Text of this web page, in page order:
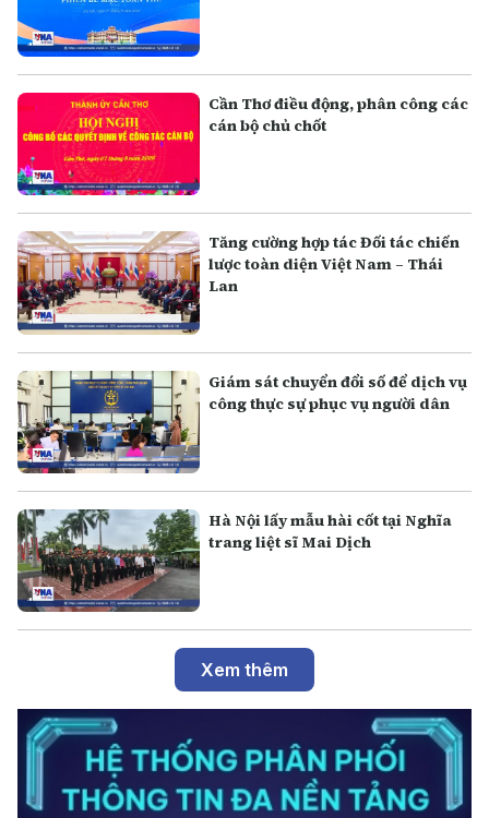
Cần Thơ điều động, phân công các
cán bộ chủ chốt
Tăng cường hợp tác Đối tác chiến
lược toàn diện Việt Nam – Thái
Lan
Giám sát chuyển đổi số để dịch vụ
công thực sự phục vụ người dân
Hà Nội lấy mẫu hài cốt tại Nghĩa
trang liệt sĩ Mai Dịch
Xem thêm